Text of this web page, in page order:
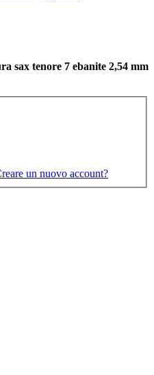
sax tenore 7 ebanite 2,54 mm
un nuovo account?